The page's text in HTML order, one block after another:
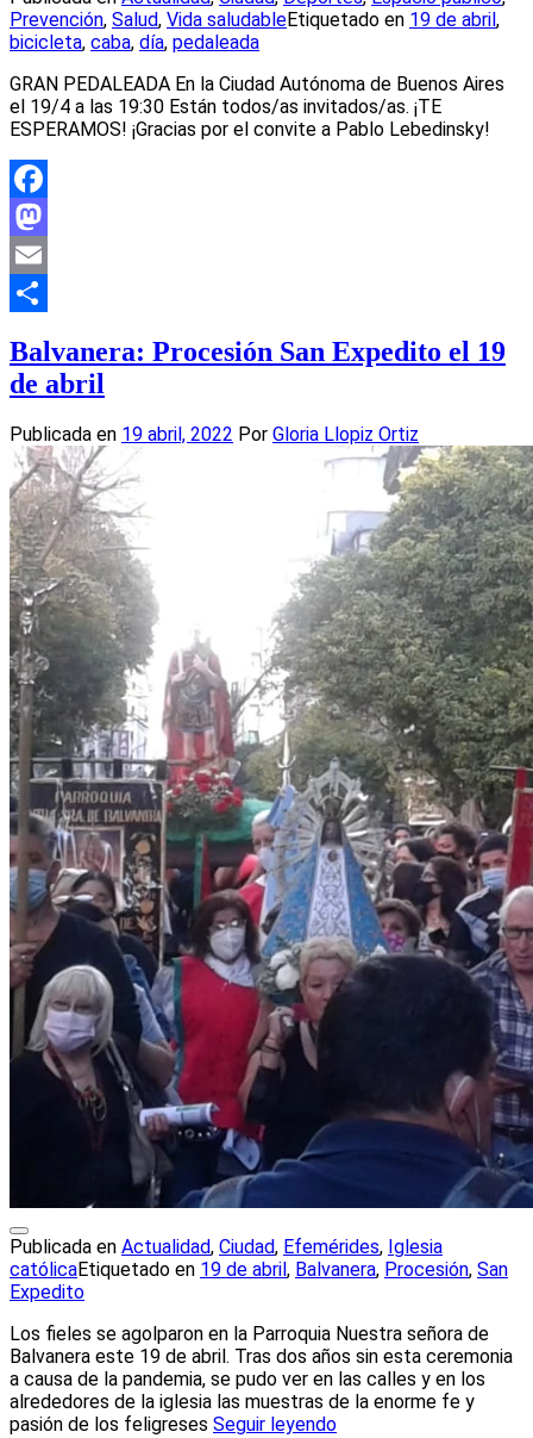
Prevención, Salud, Vida saludableEtiquetado en 19 de abril,
bicicleta, caba, día, pedaleada
GRAN PEDALEADA En la Ciudad Autónoma de Buenos Aires
el 19/4 a las 19:30 Están todos/as invitados/as. ¡TE
ESPERAMOS! ¡Gracias por el convite a Pablo Lebedinsky!
Facebook
Mastodon
Email
Balvanera: Procesión San Expedito el 19
de abril
Publicada en 19 abril, 2022 Por Gloria Llopiz Ortiz
Publicada en Actualidad, Ciudad, Efemérides, Iglesia
católicaEtiquetado en 19 de abril , Balvanera, Procesión, San
Expedito
Los fieles se agolparon en la Parroquia Nuestra señora de
Balvanera este 19 de abril. Tras dos años sin esta ceremonia
a causa de la pandemia, se pudo ver en las calles y en los
alrededores de la iglesia las muestras de la enorme fe y
pasión de los feligreses Seguir leyendo